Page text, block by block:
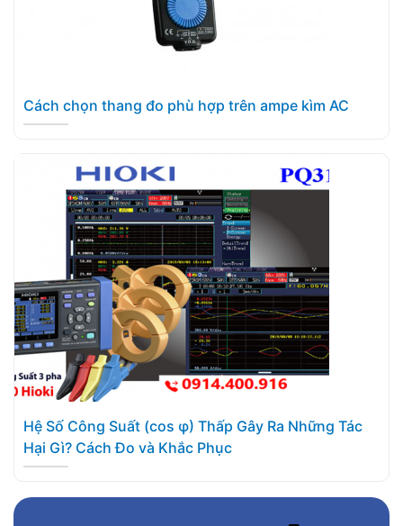
Cách chọn thang đo phù hợp trên ampe kìm AC
Hệ Số Công Suất (cos φ) Thấp Gây Ra Những Tác
Hại Gì? Cách Đo và Khắc Phục